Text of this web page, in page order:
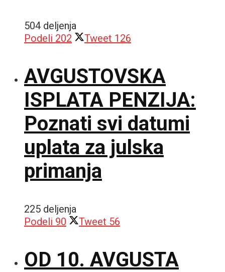
504 deljenja
Podeli 202 Tweet 126
AVGUSTOVSKA
ISPLATA PENZIJA:
Poznati svi datumi
uplata za julska
primanja
225 deljenja
Podeli 90 Tweet 56
OD 10. AVGUSTA